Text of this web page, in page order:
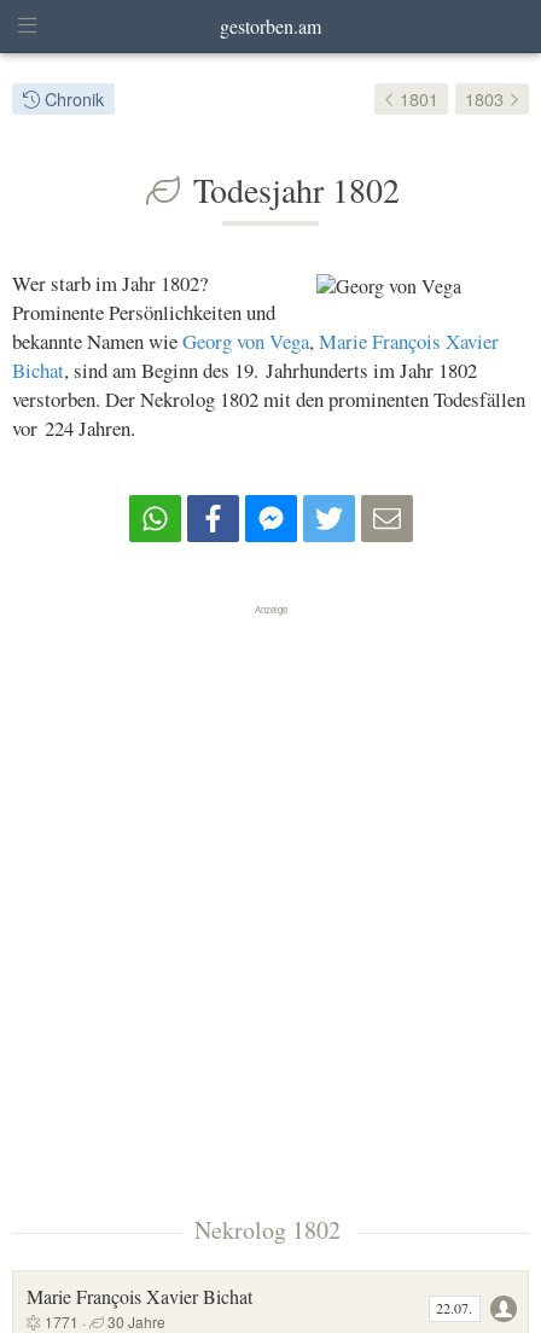
gestorben.am
Chronik 1801 1803
Todesjahr 1802
Wer starb im Jahr 1802?
Prominente Persönlichkeiten und
bekannte Namen wieGeorg von Vega,Marie François Xavier
Bichat, sind am Beginn des 19. Jahrhunderts im Jahr 1802
verstorben. Der Nekrolog 1802 mit den prominenten Todesfällen
vor 224 Jahren.
Nekrolog 1802
Marie François Xavier Bichat
1771 · 30 Jahre
22.07.